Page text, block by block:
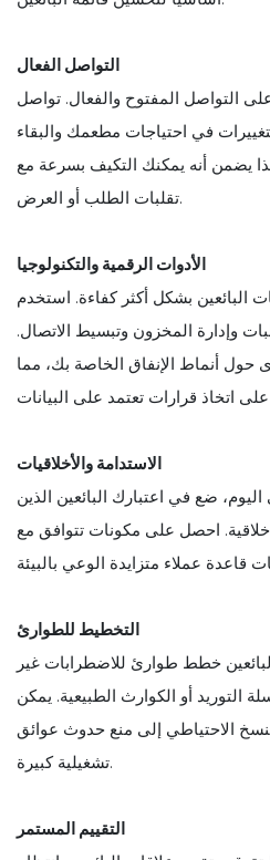
التواصل الفعال
التواصل المفتوح والفعال. تواصل
في احتياجات مطعمك والبقاء
يضمن أنه يمكنك التكيف بسرعة مع
تقلبات الطلب أو العرض.
الأدوات الرقمية والتكنولوجيا
البائعين بشكل أكثر كفاءة. استخدم
وإدارة المخزون وتبسيط الاتصال.
حول أنماط الإنفاق الخاصة بك، مما
الاستدامة والأخلاقيات
ضع في اعتبارك البائعين الذين
احصل على مكونات تتوافق مع
التخطيط للطوارئ
خطط طوارئ للاضطرابات غير
التوريد أو الكوارث الطبيعية. يمكن
الاحتياطي إلى منع حدوث عوائق
تشغيلية كبيرة.
التقييم المستمر